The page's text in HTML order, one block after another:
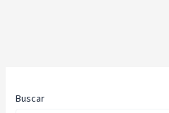
Buscar